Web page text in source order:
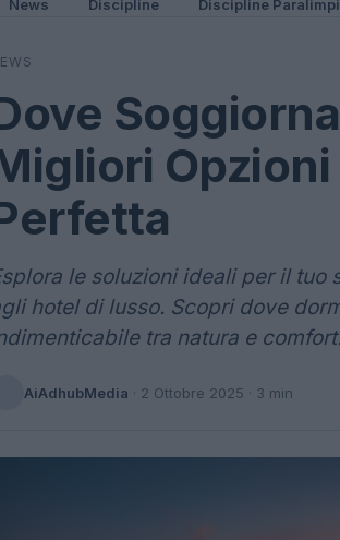
News Discipline Discipline
le soluzioni ideali per il
hotel di lusso. Scopri dove
tra natura e comfort.
AiAdhubMedia · 2 Ottobre 2025 · 3 min